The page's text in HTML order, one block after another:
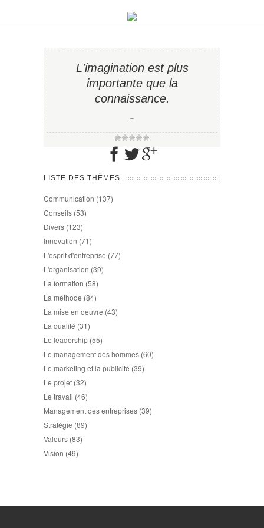
L'imagination est plus
importante que la
connaissance.
−
LISTE DES THÈMES
Communication (137)
Conseils (53)
Divers (123)
Innovation (71)
L'esprit d'entreprise (77)
L'organisation (39)
La formation (58)
La méthode (84)
La mise en oeuvre (43)
La qualité (31)
Le leadership (55)
Le management des hommes (60)
Le marketing et la publicité (39)
Le projet (32)
Le travail (46)
Management des entreprises (39)
Stratégie (89)
Valeurs (83)
Vision (49)